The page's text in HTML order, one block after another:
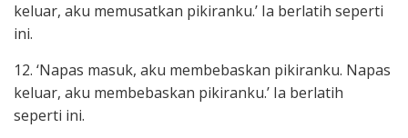
keluar, aku memusatkan pikiranku.’ Ia berlatih seperti
ini.
12. ‘Napas masuk, aku membebaskan pikiranku. Napas
keluar, aku membebaskan pikiranku.’ Ia berlatih
seperti ini.